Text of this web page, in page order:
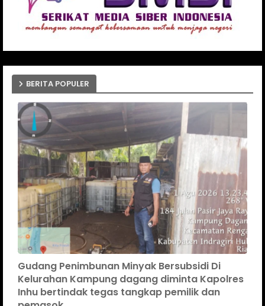
BERITA POPULER
Gudang Penimbunan Minyak Bersubsidi Di
Kelurahan Kampung dagang diminta Kapolres
Inhu bertindak tegas tangkap pemilik dan